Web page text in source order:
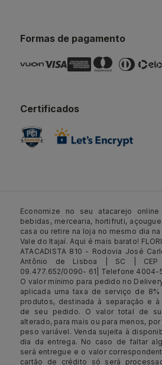
Formas de pagamento
Certificados
Economize no seu atacarejo online
bebidas, mercearia, hortifruti,
casa ou retire na loja no mesmo dia
Vale do Itajaí. Aqui é mais barato!
ATACADISTA 810 - Rodovia José
Antônio de Lisboa | SC | CEP
09.477.652/0090- 61| Telefone 4004-
O valor mínimo para pedido no
aplicada uma taxa de serviço de
produtos, destinada à separação e à
de seu pedido. O valor total de
alterado, para mais ou para menos,
peso variável. Venda sujeita à
dia da entrega. No caso de faltar
será entregue e o valor
cartão de crédito só será